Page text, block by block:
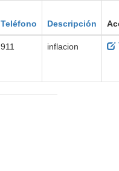
Teléfono Descripción
911 inflacion